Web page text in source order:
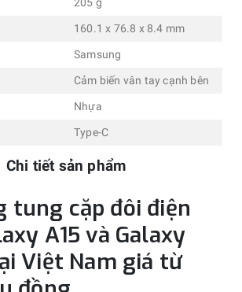
Chi tiết sản phẩm
tung cặp đôi điện
A15 và Galaxy
Việt Nam giá từ
160.1 x 76.8 x 8.4 mm
Samsung
Cảm biến vân tay cạnh bên
Nhựa
Type-C